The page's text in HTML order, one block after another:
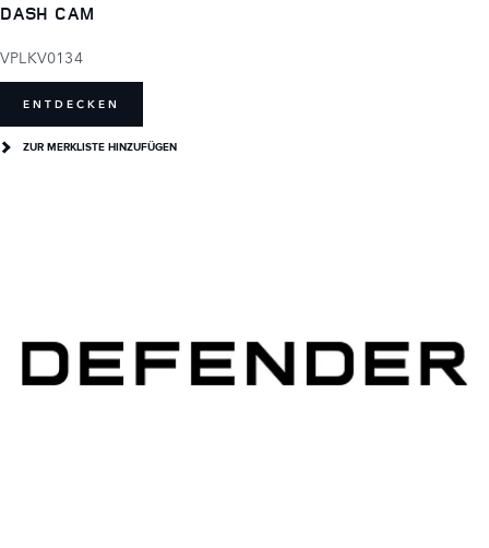
DASH CAM
VPLKV0134
ENTDECKEN
ZUR MERKLISTE HINZUFÜGEN